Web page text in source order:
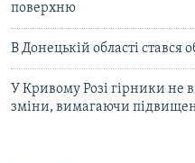
поверхню
В Донецькій області стався
У Кривому Розі гірники не
зміни, вимагаючи